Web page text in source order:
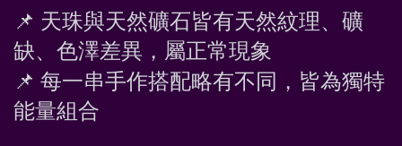
📌 天珠與天然礦石皆有天然紋理、礦
缺、色澤差異，屬正常現象
📌 每一串手作搭配略有不同，皆為獨特
能量組合